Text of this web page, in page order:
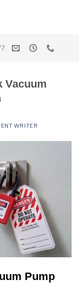
Vacuum
WRITER
Pump